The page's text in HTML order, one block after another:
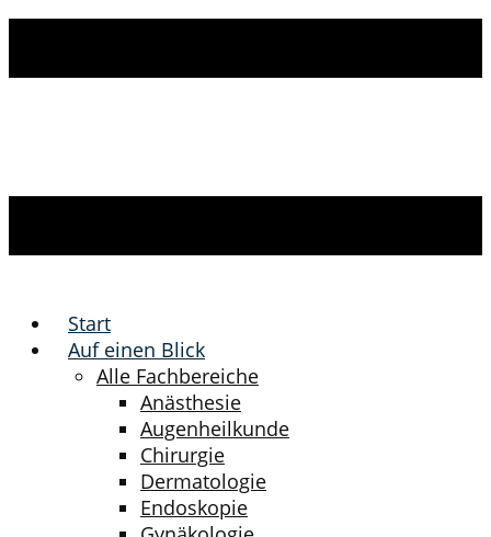
Start
Auf einen Blick
Alle Fachbereiche
Anästhesie
Augenheilkunde
Chirurgie
Dermatologie
Endoskopie